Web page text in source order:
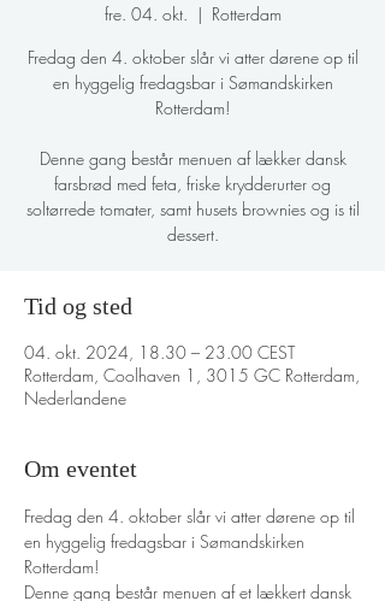
fre. 04. okt.
  |
Rotterdam
Fredag den 4. oktober slår vi atter dørene op til
en hyggelig fredagsbar i Sømandskirken
Rotterdam!
Denne gang består menuen af lækker dansk
farsbrød med feta, friske krydderurter og
soltørrede tomater, samt husets brownies og is til
Tid og sted
04. okt. 2024, 18.30 – 23.00 CEST
Rotterdam, Coolhaven 1, 3015 GC Rotterdam,
Nederlandene
Om eventet
Fredag den 4. oktober slår vi atter dørene op til
en hyggelig fredagsbar i Sømandskirken
Rotterdam!
Denne gang består menuen af et lækkert dansk